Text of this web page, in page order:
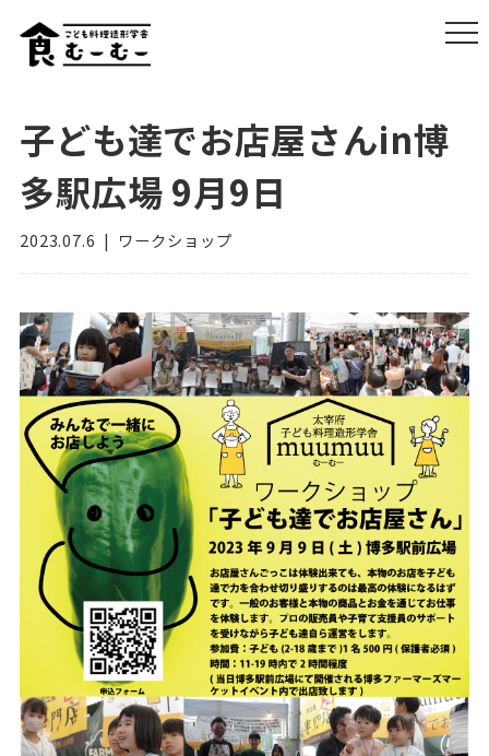
子ども達でお店屋さんin博
多駅広場 9月9日
2023.07.6 ワークショップ